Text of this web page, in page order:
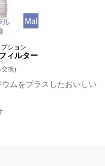
ション
ィルター
交換)
ムをプラスしたおいしい